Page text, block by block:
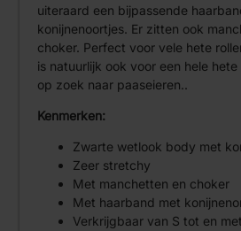
uiteraard een bijpassende
konijnenoortjes. Er zitten ook
choker. Perfect voor vele hete
is natuurlijk ook voor een hele
op zoek naar paaseieren..
Kenmerken:
Zwarte wetlook body met
Zeer stretchy
Met manchetten en choker
Met haarband met
Verkrijgbaar van S tot en